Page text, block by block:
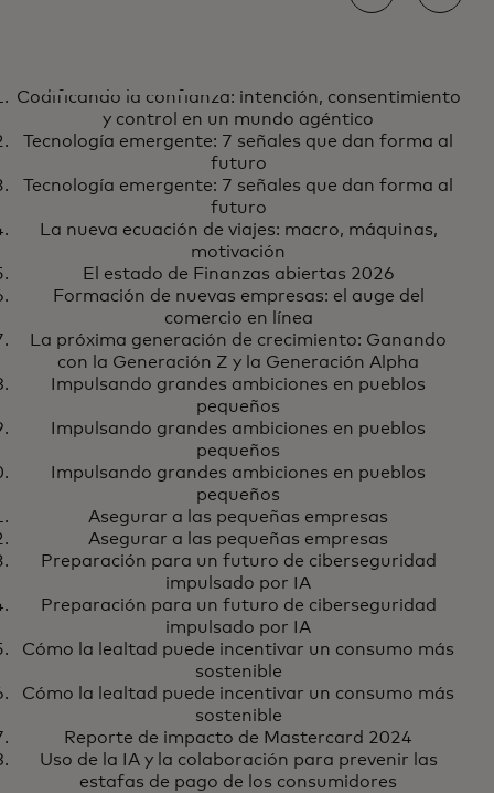
Codificando la confianza:
intención, consentimiento y
control en un mundo agéntico
Más información
Codificando la confianza: intención, consentimiento
y control en un mundo agéntico
Tecnología emergente: 7 señales que dan forma al
futuro
Tecnología emergente: 7 señales que dan forma al
futuro
La nueva ecuación de viajes: macro, máquinas,
motivación
El estado de Finanzas abiertas 2026
Formación de nuevas empresas: el auge del
comercio en línea
La próxima generación de crecimiento: Ganando
con la Generación Z y la Generación Alpha
Impulsando grandes ambiciones en pueblos
pequeños
Impulsando grandes ambiciones en pueblos
pequeños
Impulsando grandes ambiciones en pueblos
pequeños
Asegurar a las pequeñas empresas
Asegurar a las pequeñas empresas
Preparación para un futuro de ciberseguridad
impulsado por IA
Preparación para un futuro de ciberseguridad
impulsado por IA
Cómo la lealtad puede incentivar un consumo más
sostenible
Cómo la lealtad puede incentivar un consumo más
sostenible
Reporte de impacto de Mastercard 2024
Uso de la IA y la colaboración para prevenir las
estafas de pago de los consumidores